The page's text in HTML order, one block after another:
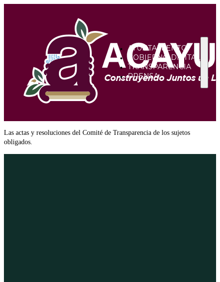
AYUNTAMIENTO
GOBIERNO DIGITAL
TRANSPARENCIA
PRENSA
Las actas y resoluciones del Comité de Transparencia de los sujetos
obligados.